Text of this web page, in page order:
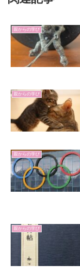
親からの学び
親からの学び
親からの学び
親からの学び